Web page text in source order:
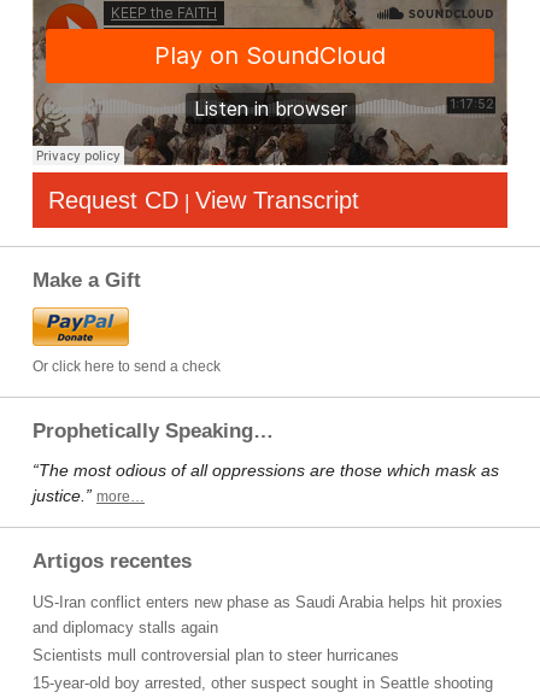
Request CD | View Transcript
Make a Gift
Or click here to send a check
Prophetically Speaking…
“The most odious of all oppressions are those which mask as
justice.” more…
Artigos recentes
US-Iran conflict enters new phase as Saudi Arabia helps hit proxies
and diplomacy stalls again
Scientists mull controversial plan to steer hurricanes
15-year-old boy arrested, other suspect sought in Seattle shooting